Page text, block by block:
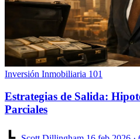
Inversión Inmobiliaria 101
Estrategias de Salida:
Parciales